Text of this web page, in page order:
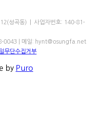
12(성곡동) | 사업자번호: 140-81-
0043 | 메일: hynt@osungfa.net
무단수집거부
by Puro